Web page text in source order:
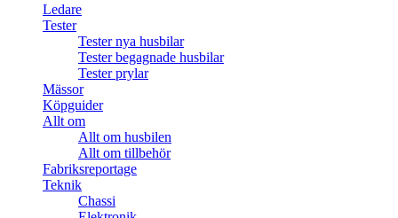
Ledare
Tester
Tester nya husbilar
Tester begagnade husbilar
Tester prylar
Mässor
Köpguider
Allt om
Allt om husbilen
Allt om tillbehör
Fabriksreportage
Teknik
Chassi